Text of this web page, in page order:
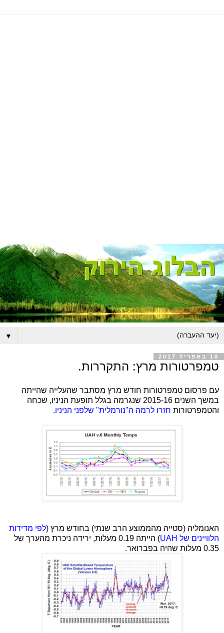
▼
10 באפריל 2017
טמפרטורות מרץ: התקררות.
עם פרסום טמפרטורות חודש מרץ מסתבר שהעלייה שהייתה
במשך השנים 2015-16 שנגרמה בגלל תופעת הניניו, שכחה
והטמפרטורות חזרו לרמה ה"נורמלית" שלפני הניניו.
האנומליה (סטייה מהממוצע הרב שנתי) בחודש מרץ (לפי מדידות
הלוויינים של UAH
) הייתה 0.19 מעלות, ירידה ניכרת מהערך של
0.35 מעלות שהיה בפברואר.